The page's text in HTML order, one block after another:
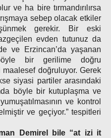
ve ha bire tırmandırılırsa
sebep olacak etkiler
gerekir. Bir eski
evden tutunuz da
ve Erzincan’da yaşanan
bir gerilime doğru
doğruluyor. Gerek
siyasi partiler arasındaki
böyle bir kutuplaşma ve
ve kontrol
ve geçiyor.” tespitleri
Demirel bile “at izi it